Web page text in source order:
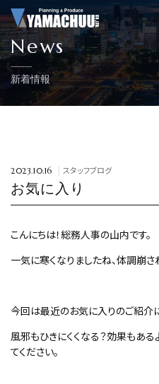
News
新着情報
2023.10.16 スタッフブログ
お気に入り
こんにちは！総務人事の山内です。
一気に寒くなりましたね、体調崩さ
今回は最近のお気に入りのご紹介に
風邪もひきにくくなる？効果もあ
てください。